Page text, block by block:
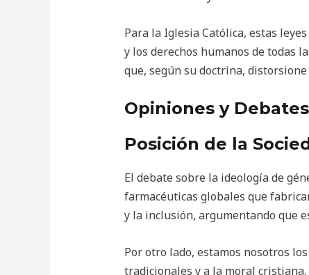
Para la Iglesia Católica, estas
y los derechos humanos de todas
que, según su doctrina,
Opiniones y
Posición de la
El debate sobre la ideología de
farmacéuticas globales que
y la inclusión, argumentando que
Por otro lado, estamos nosotros
tradicionales y a la moral